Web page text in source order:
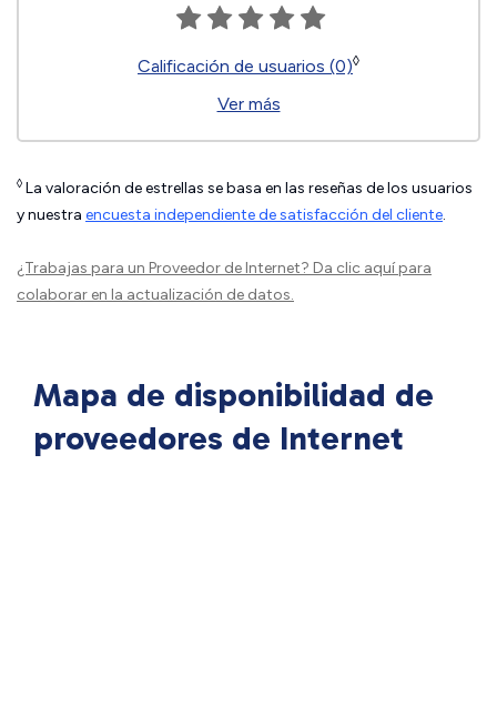
Calificación de usuarios (0)◊
Ver más
◊ La valoración de estrellas se basa en las reseñas de los usuarios
y nuestra encuesta independiente de satisfacción del cliente.
¿Trabajas para un Proveedor de Internet? Da clic aquípara
colaborar en la actualización de datos.
Mapa de disponibilidad de
proveedores de Internet